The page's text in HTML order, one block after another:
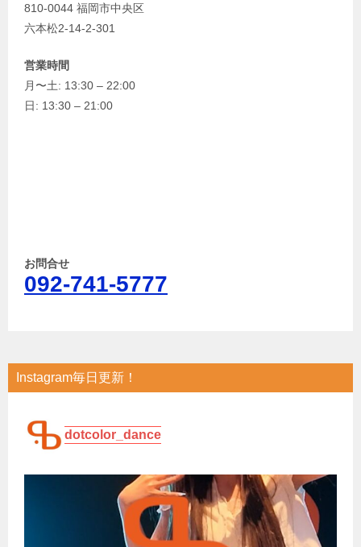
810-0044 福岡市中央区
六本松2-14-2-301
営業時間
月〜土: 13:30 – 22:00
日: 13:30 – 21:00
お問合せ
092-741-5777
Instagram毎日更新！
dotcolor_dance